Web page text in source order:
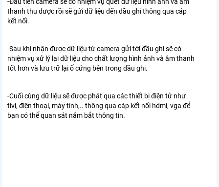
-Đầu tiên camera sẽ có nhiệm vụ quét dữ liệu hình ảnh và âm
thanh thu được rồi sẽ gửi dữ liệu đến đầu ghi thông qua cáp
kết nối.
-Sau khi nhận được dữ liệu từ camera gửi tới đầu ghi sẽ có
nhiệm vụ xử lý lại dữ liệu cho chất lượng hình ảnh và âm thanh
tốt hơn và lưu trữ lại ổ cứng bên trong đầu ghi.
-Cuối cùng dữ liệu sẽ được phát qua các thiết bị điện tử như
tivi, điện thoại, máy tính,.. thông qua cáp kết nối hdmi, vga để
bạn có thể quan sát nắm bắt thông tin.